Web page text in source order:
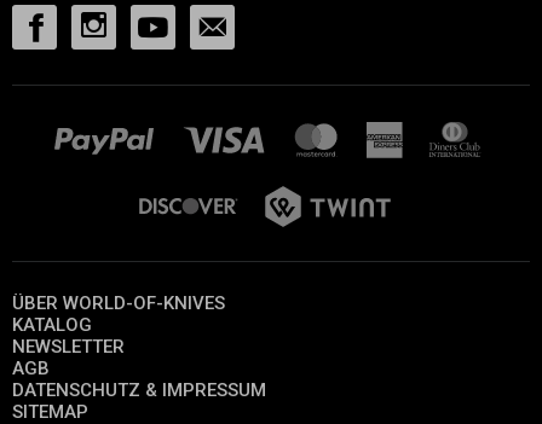
ÜBER WORLD-OF-KNIVES
KATALOG
NEWSLETTER
AGB
DATENSCHUTZ & IMPRESSUM
SITEMAP